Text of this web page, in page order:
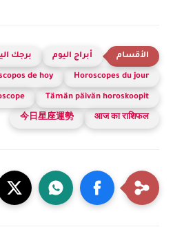
أبراج اليوم برجك
Horoscopes du jour
de hoy
Tämän päivän horoskoopit
आज का राशिफल
今日星座運勢